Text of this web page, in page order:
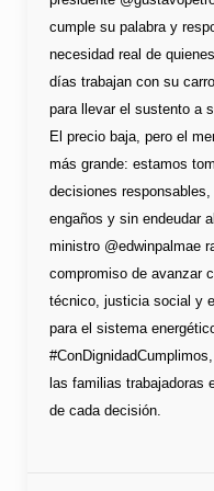
cumple su palabra y
necesidad real de
días trabajan con su
para llevar el sustento a
El precio baja, pero el
más grande: estamos
decisiones
engaños y sin endeudar
ministro @edwinpalmae
compromiso de avanzar
técnico, justicia social y
para el sistema
las familias trabajadoras
de cada decisión.